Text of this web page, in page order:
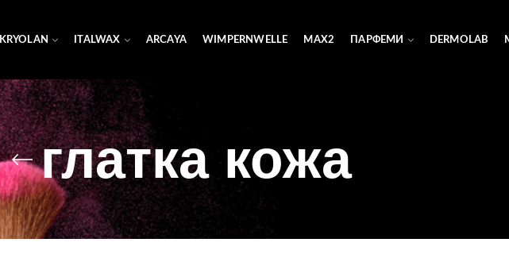
KRYOLAN ITALWAX ARCAYA WIMPERNWELLE MAX2 ПАРФЕМИ DERMOLAB
глатка кожа